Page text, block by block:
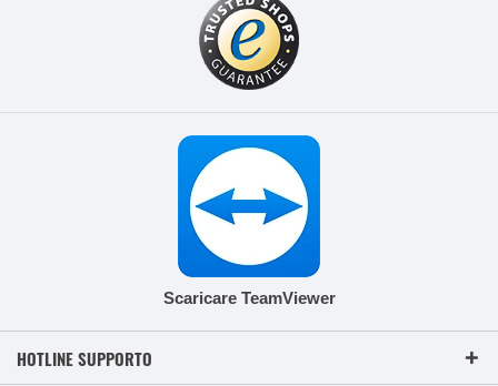
Scaricare TeamViewer
HOTLINE SUPPORTO